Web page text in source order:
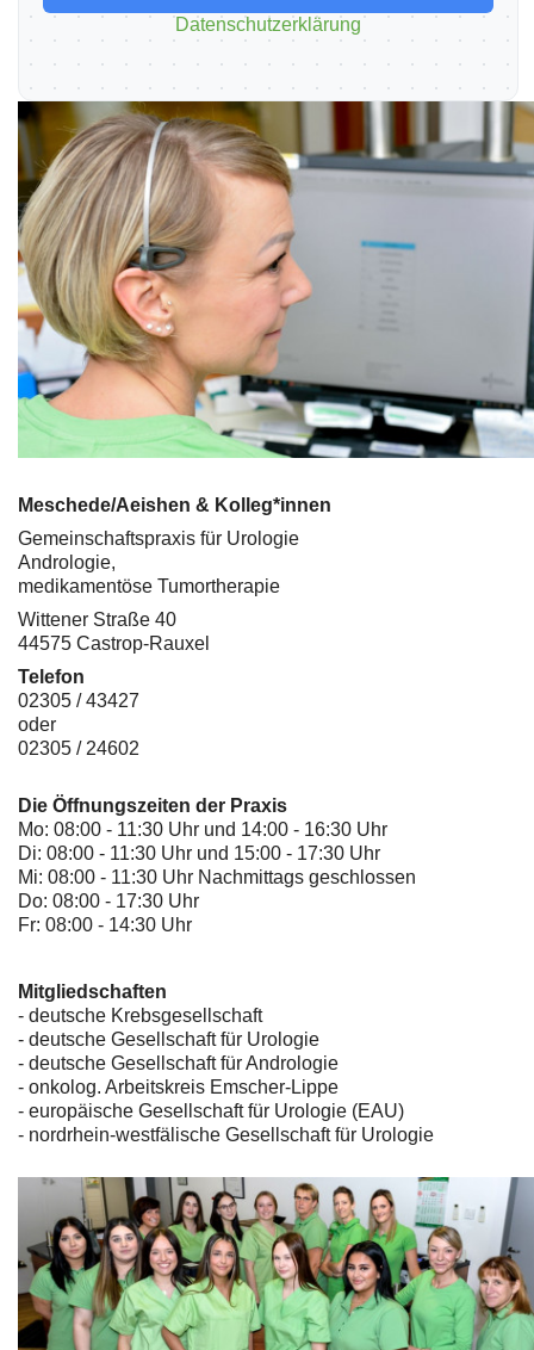
Datenschutzerklärung
Meschede/Aeishen & Kolleg*innen
Gemeinschaftspraxis für Urologie
Andrologie,
medikamentöse Tumortherapie
Wittener Straße 40
44575 Castrop-Rauxel
Telefon
02305 / 43427
oder
02305 / 24602
Die Öffnungszeiten der Praxis
Mo: 08:00 - 11:30 Uhr und 14:00 - 16:30 Uhr
Di: 08:00 - 11:30 Uhr und 15:00 - 17:30 Uhr
Mi: 08:00 - 11:30 Uhr Nachmittags geschlossen
Do: 08:00 - 17:30 Uhr
Fr: 08:00 - 14:30 Uhr
Mitgliedschaften
- deutsche Krebsgesellschaft
- deutsche Gesellschaft für Urologie
- deutsche Gesellschaft für Andrologie
- onkolog. Arbeitskreis Emscher-Lippe
- europäische Gesellschaft für Urologie (EAU)
- nordrhein-westfälische Gesellschaft für Urologie